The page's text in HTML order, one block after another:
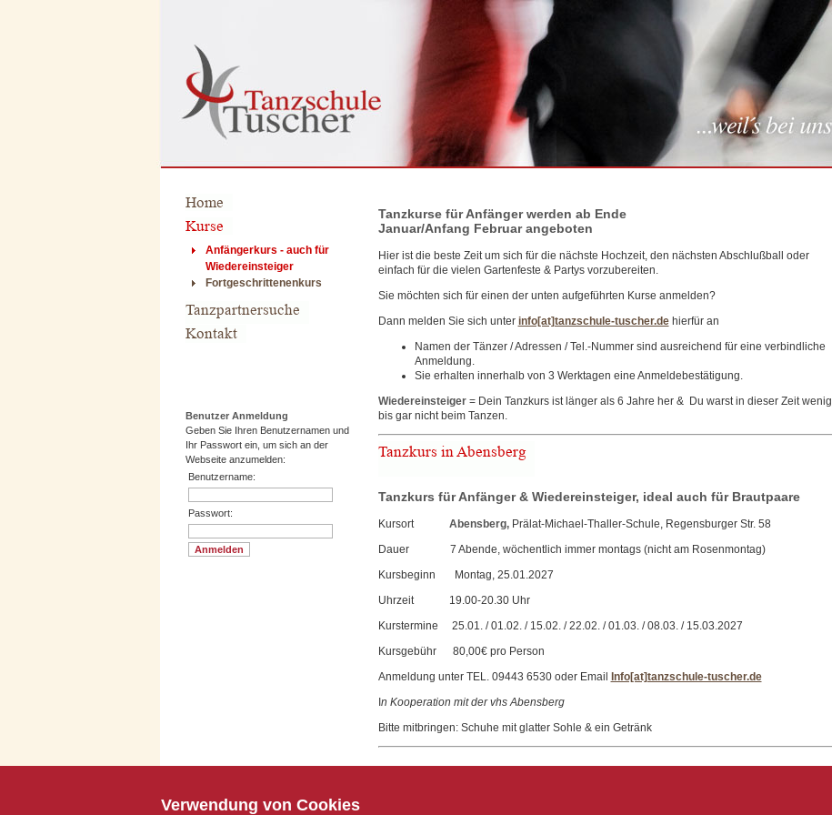
Anfängerkurs - auch für
Wiedereinsteiger
Fortgeschrittenenkurs
Benutzer Anmeldung
Geben Sie Ihren Benutzernamen und
Ihr Passwort ein, um sich an der
Webseite anzumelden:
Benutzername:
Passwort:
Tanzkurse für Anfänger werden ab Ende
Januar/Anfang Februar angeboten
Hier ist die beste Zeit um sich für die nächste Hochzeit, den nächsten Abschlußball oder
einfach für die vielen Gartenfeste & Partys vorzubereiten.
Sie möchten sich für einen der unten aufgeführten Kurse anmelden?
Dann melden Sie sich unter info[at]tanzschule-tuscher.dehierfür an
Namen der Tänzer / Adressen / Tel.-Nummer sind ausreichend für eine verbindliche
Anmeldung.
Sie erhalten innerhalb von 3 Werktagen eine Anmeldebestätigung.
Wiedereinsteiger= Dein Tanzkurs ist länger als 6 Jahre her & Du warst in dieser Zeit wenig
bis gar nicht beim Tanzen.
Tanzkurs für Anfänger & Wiedereinsteiger, ideal auch für Brautpaare
Kursort Abensberg, Prälat-Michael-Thaller-Schule, Regensburger Str. 58
Dauer 7 Abende, wöchentlich immer montags (nicht am Rosenmontag)
Kursbeginn Montag, 25.01.2027
Uhrzeit 19.00-20.30 Uhr
Kurstermine 25.01. / 01.02. / 15.02. / 22.02. / 01.03. / 08.03. / 15.03.2027
Kursgebühr 80,00€ pro Person
Anmeldung unter TEL. 09443 6530 oder Email
Info[at]tanzschule-tuscher.de
n Kooperation mit der vhs Abensberg
Bitte mitbringen: Schuhe mit glatter Sohle & ein Getränk
Verwendung von Cookies